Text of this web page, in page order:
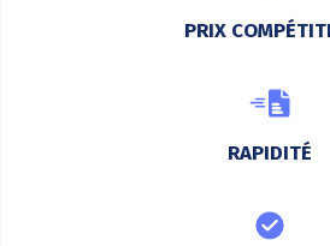
PRIX
RAPIDITÉ